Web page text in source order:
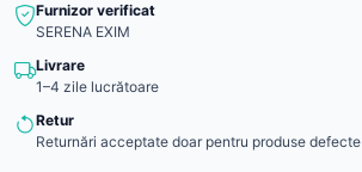
Furnizor verificat
SERENA EXIM
Livrare
1–4 zile lucrătoare
Retur
Returnări acceptate doar pentru produse defecte